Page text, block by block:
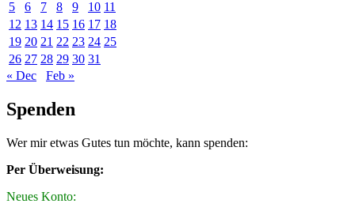
5
6 7 8 9 10 11
12 13 14 15 16 17 18
19 20 21 22 23 24 25
26 27 28 29 30 31
« Dec
Feb »
Spenden
Wer mir etwas Gutes tun möchte, kann spenden:
Per Überweisung:
Neues Konto: